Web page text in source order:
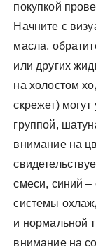
покупкой
Начните с
масла,
или других
на холостом
скрежет)
группой,
внимание на
смеси, синий –
системы
и нормальной
внимание на